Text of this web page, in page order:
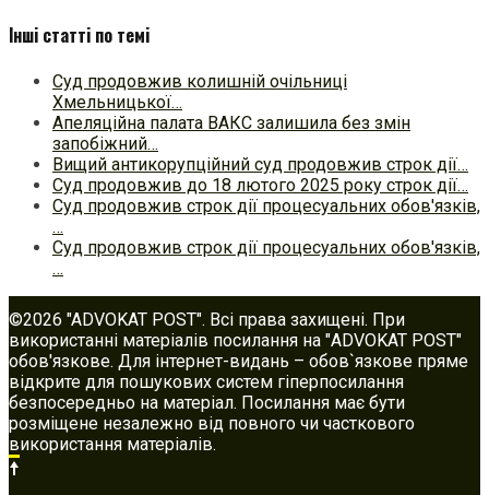
Інші статті по темі
Суд продовжив колишній очільниці
Хмельницької…
Апеляційна палата ВАКС залишила без змін
запобіжний…
Вищий антикорупційний суд продовжив строк дії…
Суд продовжив до 18 лютого 2025 року строк дії…
Суд продовжив строк дії процесуальних обов'язків,
…
Суд продовжив строк дії процесуальних обов'язків,
…
©2026 "ADVOKAT POST". Всі права захищені. При
використанні матеріалів посилання на "ADVOKAT POST"
обов'язкове. Для інтернет-видань – обов`язкове пряме
відкрите для пошукових систем гіперпосилання
безпосередньо на матеріал. Посилання має бути
розміщене незалежно від повного чи часткового
використання матеріалів.